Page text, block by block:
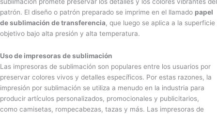
sublimación promete preservar los detalles y los colores vibrantes del
patrón. El diseño o patrón preparado se imprime en el llamado papel
de sublimación de transferencia, que luego se aplica a la superficie
objetivo bajo alta presión y alta temperatura.
Uso de impresoras de sublimación
Las impresoras de sublimación son populares entre los usuarios por
preservar colores vivos y detalles específicos. Por estas razones, la
impresión por sublimación se utiliza a menudo en la industria para
producir artículos personalizados, promocionales y publicitarios,
como camisetas, rompecabezas, tazas y más. Las impresoras de